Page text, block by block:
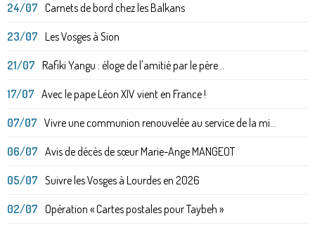
24/07 Carnets de bord chez les Balkans
23/07 Les Vosges à Sion
21/07 Rafiki Yangu : éloge de l'amitié par le père...
17/07 Avec le pape Léon XIV vient en France !
07/07 Vivre une communion renouvelée au service de la mi...
06/07 Avis de décès de sœur Marie-Ange MANGEOT
05/07 Suivre les Vosges à Lourdes en 2026
02/07 Opération « Cartes postales pour Taybeh »